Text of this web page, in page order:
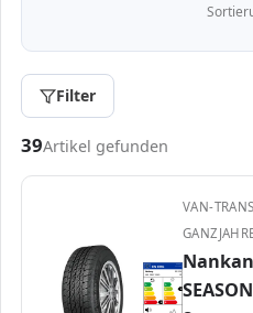
Filter
Passende Reifen in
39Artikel gefunden
ENERG 441686
Nankang EG124
195 R14C 106S C2
A
B
C
D
E E
A
B B
C
D
E
VAN-